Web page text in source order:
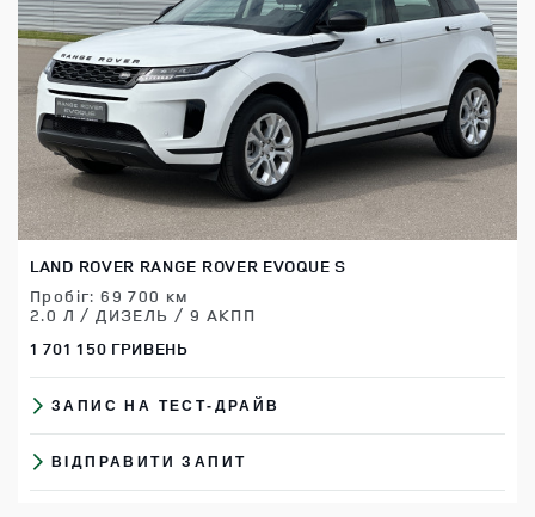
LAND ROVER RANGE ROVER EVOQUE S
Пробіг: 69 700 км
2.0 Л / ДИЗЕЛЬ / 9 АКПП
1 701 150 ГРИВЕНЬ
ЗАПИС НА ТЕСТ-ДРАЙВ
ВІДПРАВИТИ ЗАПИТ